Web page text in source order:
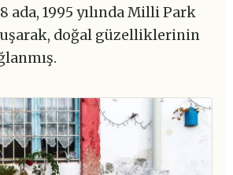
ada, 1995 yılında Milli Park
doğal güzelliklerinin